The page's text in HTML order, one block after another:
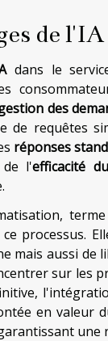
de
dans le
des
de requêtes
réponses
de l'efficacité
processus.
mais aussi de
sur les
en valeur
une